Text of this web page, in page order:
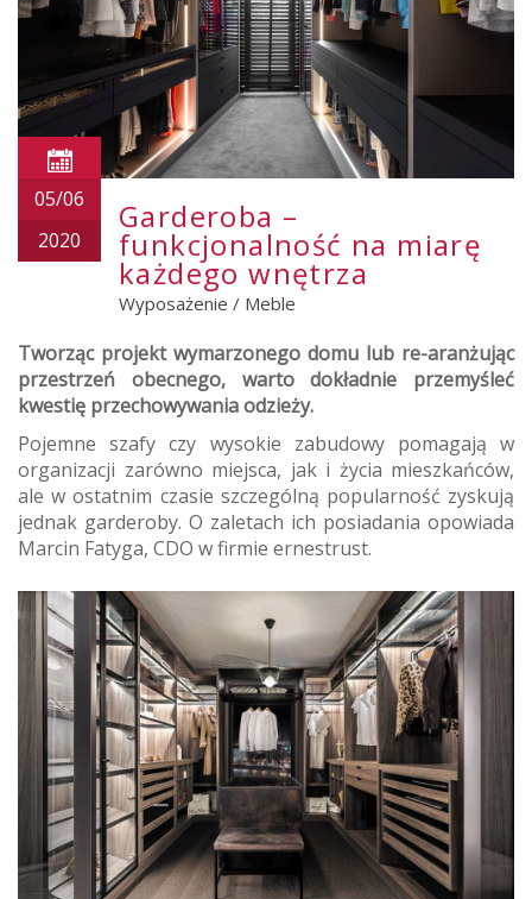
05/06
2020
Garderoba –
funkcjonalność na miarę
każdego wnętrza
Wyposażenie / Meble
Tworząc projekt wymarzonego domu lub re-aranżując
przestrzeń obecnego, warto dokładnie przemyśleć
kwestię przechowywania odzieży.
Pojemne szafy czy wysokie zabudowy pomagają w
organizacji zarówno miejsca, jak i życia mieszkańców,
ale w ostatnim czasie szczególną popularność zyskują
jednak garderoby. O zaletach ich posiadania opowiada
Marcin Fatyga, CDO w firmie ernestrust.